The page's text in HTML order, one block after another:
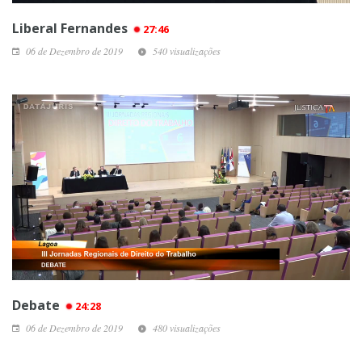
Liberal Fernandes 27:46
06 de Dezembro de 2019 540 visualizações
Debate 24:28
06 de Dezembro de 2019 480 visualizações